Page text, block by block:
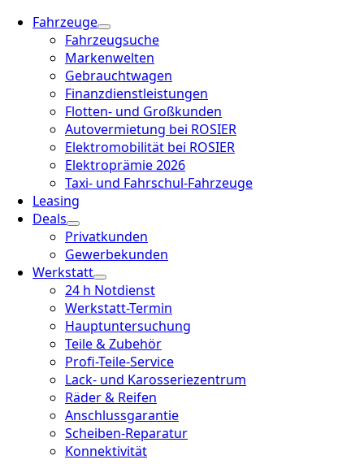
Fahrzeuge
Fahrzeugsuche
Markenwelten
Gebrauchtwagen
Finanzdienstleistungen
Flotten- und Großkunden
Autovermietung bei ROSIER
Elektromobilität bei ROSIER
Elektroprämie 2026
Taxi- und Fahrschul-Fahrzeuge
Leasing
Deals
Privatkunden
Gewerbekunden
Werkstatt
24 h Notdienst
Werkstatt-Termin
Hauptuntersuchung
Teile & Zubehör
Profi-Teile-Service
Lack- und Karosseriezentrum
Räder & Reifen
Anschlussgarantie
Scheiben-Reparatur
Konnektivität